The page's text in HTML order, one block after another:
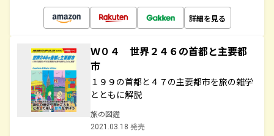
詳細を見る
Ｗ０４ 世界２４６の首都と主要都
市
１９９の首都と４７の主要都市を旅の雑学
とともに解説
旅の図鑑
2021.03.18 発売